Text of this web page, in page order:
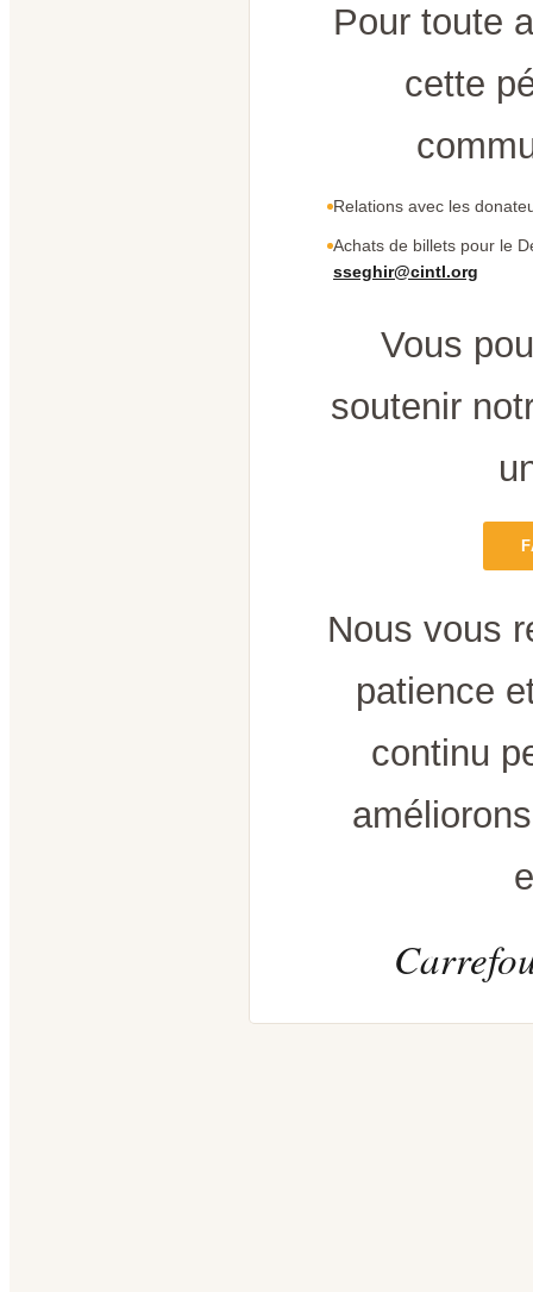
Pour toute
cette
Relations avec les
Achats de billets pour le
sseghir@cintl.org
Vous
soutenir
Nous vous
patience
continu